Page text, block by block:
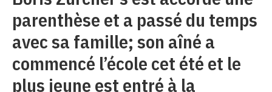
parenthèse et a passé du temps
avec sa famille; son aîné a
commencé l’école cet été et le
plus jeune est entré à la